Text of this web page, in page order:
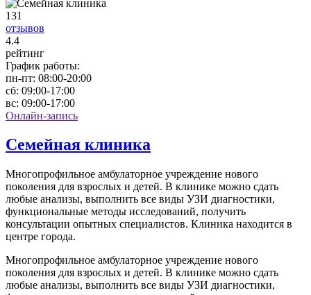
131
отзывов
4.4
рейтинг
График работы:
пн-пт: 08:00-20:00
сб: 09:00-17:00
вс: 09:00-17:00
Онлайн-запись
Семейная клиника
Многопрофильное амбулаторное учреждение нового
поколения для взрослых и детей. В клинике можно сдать
любые анализы, выполнить все виды УЗИ диагностики,
функциональные методы исследований, получить
консультации опытных специалистов. Клиника находится в
центре города.
Многопрофильное амбулаторное учреждение нового
поколения для взрослых и детей. В клинике можно сдать
любые анализы, выполнить все виды УЗИ диагностики,